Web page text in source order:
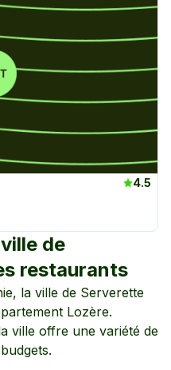
4.5
de
restaurants
, la ville de Serverette
Lozère.
ville offre une variété de